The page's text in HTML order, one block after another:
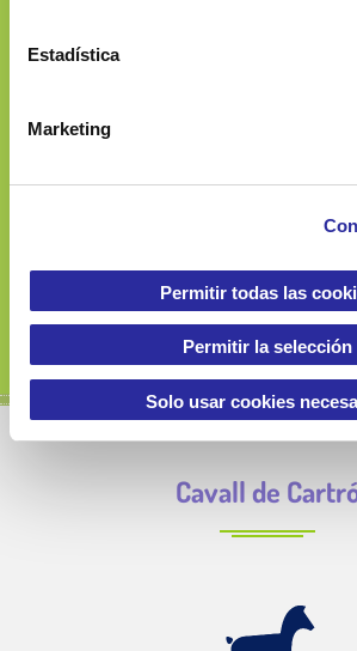
i
Estadística
Marketing
Permitir todas las
Permitir la selección
Solo usar cookies
900 060 133
Cavall de